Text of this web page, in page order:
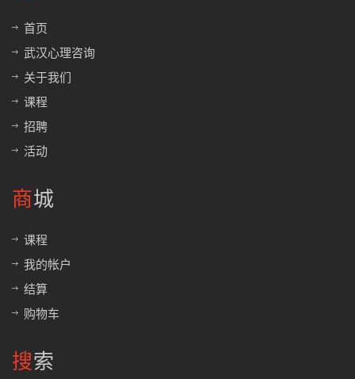
首页
武汉心理咨询
关于我们
课程
招聘
活动
商城
课程
我的帐户
结算
购物车
搜索